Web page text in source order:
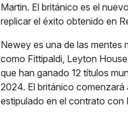
Martin. El británico es el
replicar el éxito obtenido en
Newey es una de las mentes
como Fittipaldi, Leyton
que han ganado 12 títulos
2024. El británico comenzará
estipulado en el contrato con